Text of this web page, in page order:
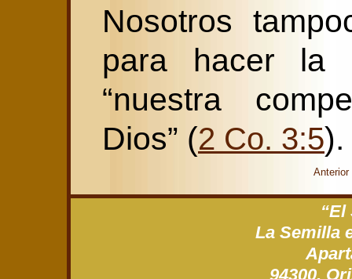
Nosotros
para hacer la
“nuestra
Dios” (2 Co. 3:5).
Anterior
“El
La Semilla
94300,